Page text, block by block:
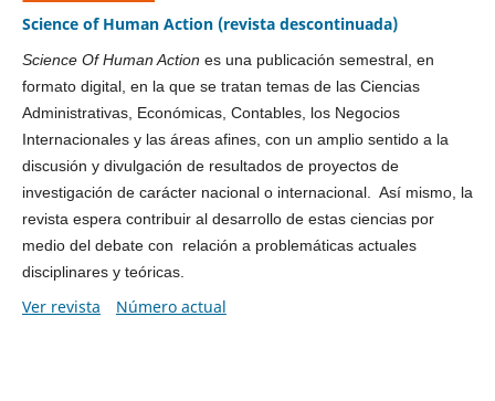
Science of Human Action (revista descontinuada)
Science Of Human Action es una publicación semestral, en
formato digital, en la que se tratan temas de las Ciencias
Administrativas, Económicas, Contables, los Negocios
Internacionales y las áreas afines, con un amplio sentido a la
discusión y divulgación de resultados de proyectos de
investigación de carácter nacional o internacional. Así mismo, la
revista espera contribuir al desarrollo de estas ciencias por
medio del debate con relación a problemáticas actuales
disciplinares y teóricas.
Ver revista Número actual